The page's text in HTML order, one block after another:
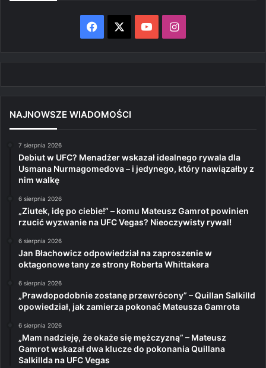
Facebook YouTubeInstagram
NAJNOWSZE WIADOMOŚCI
7 sierpnia 2026
Debiut w UFC? Menadżer wskazał idealnego rywala dla
Usmana Nurmagomedova – i jedynego, który nawiązałby z
nim walkę
6 sierpnia 2026
„Ziutek, idę po ciebie!” – komu Mateusz Gamrot powinien
rzucić wyzwanie na UFC Vegas? Nieoczywisty rywal!
6 sierpnia 2026
Jan Błachowicz odpowiedział na zaproszenie w
oktagonowe tany ze strony Roberta Whittakera
6 sierpnia 2026
„Prawdopodobnie zostanę przewrócony” – Quillan Salkilld
opowiedział, jak zamierza pokonać Mateusza Gamrota
6 sierpnia 2026
„Mam nadzieję, że okaże się mężczyzną” – Mateusz
Gamrot wskazał dwa klucze do pokonania Quillana
Salkillda na UFC Vegas